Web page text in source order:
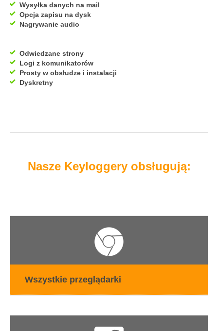
Wysyłka danych na mail
Opcja zapisu na dysk
Nagrywanie audio
Odwiedzane strony
Logi z komunikatorów
Prosty w obsłudze i instalacji
Dyskretny
Nasze Keyloggery obsługują:
Wszystkie przeglądarki